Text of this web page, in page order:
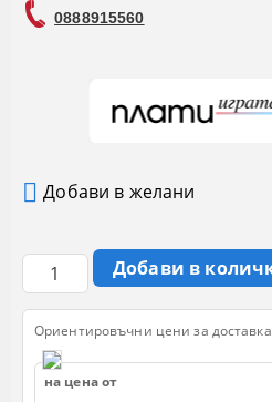
0888915560
Добави в желани
Ориентировъчни цени за доставка
на цена от